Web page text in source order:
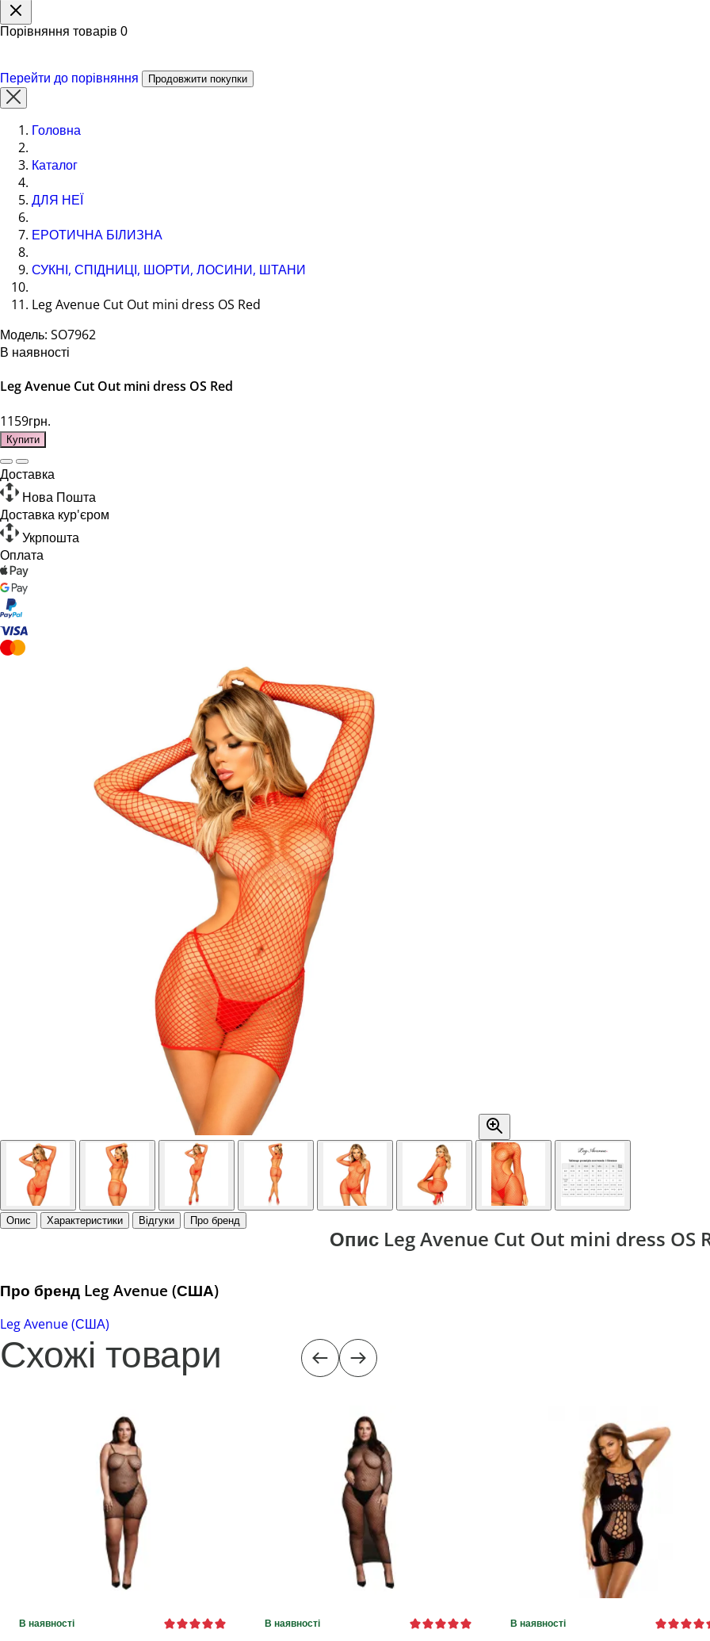
Порівняння товарів 0
Перейти до порівняння Продовжити покупки
Головна
Каталог
ДЛЯ НЕЇ
ЕРОТИЧНА БІЛИЗНА
СУКНІ, СПІДНИЦІ, ШОРТИ, ЛОСИНИ, ШТАНИ
Leg Avenue Cut Out mini dress OS Red
Модель: SO7962
В наявності
Leg Avenue Cut Out mini dress OS Red
1159грн.
Купити
Доставка
Нова Пошта
Доставка кур'єром
Укрпошта
Оплата
Опис Характеристики Відгуки Про бренд
Опис Leg Avenue Cut Out mini dress OS
Про бренд Leg Avenue (США)
Leg Avenue (США)
Схожі товари
В наявності В наявності В наявності